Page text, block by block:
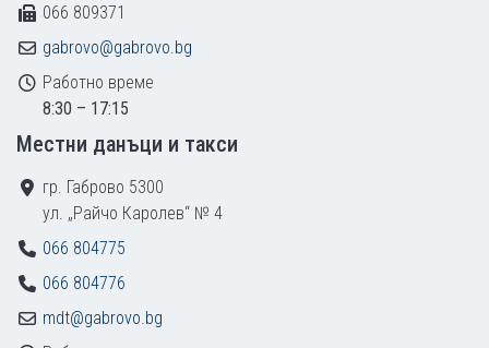
066 809371
gabrovo@gabrovo.bg
Работно време
8:30 – 17:15
Местни данъци и такси
гр. Габрово 5300
ул. „Райчо Каролев“ № 4
066 804775
066 804776
mdt@gabrovo.bg